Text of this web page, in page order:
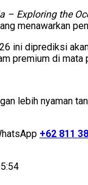
– Exploring the
menawarkan
ini diprediksi
premium di mata
lebih nyaman
+62 811